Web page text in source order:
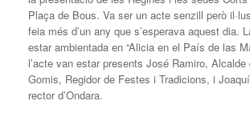
Plaça de Bous. Va ser un acte senzill però
feia més d’un any que s’esperava aquest dia.
estar ambientada en “Alicia en el País de las
l’acte van estar presents José Ramiro, Alcalde
Gomis, Regidor de Festes i Tradicions, i
rector d’Ondara.